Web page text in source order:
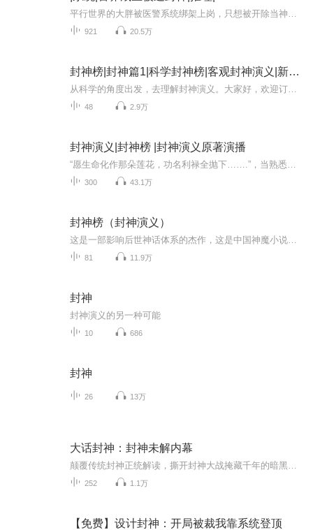
921 20.5万
封神榜|封神篇1|科学封神榜|客观封神演义|新评书
48 2.9万
封神演义|封神榜 |封神演义原著演播
300 43.1万
封神榜（封神演义）
81 11.9万
封神
封神演义的另一种可能
10 686
封神
26 13万
大话封神：封神未解内幕
252 1.1万
【免费】设计封神：开局被裁我靠系统登顶